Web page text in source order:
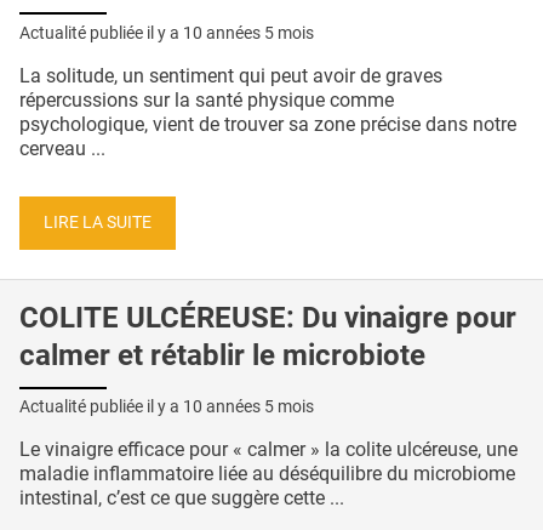
Actualité publiée il y a 10 années 5 mois
La solitude, un sentiment qui peut avoir de graves
répercussions sur la santé physique comme
psychologique, vient de trouver sa zone précise dans notre
cerveau ...
LIRE LA SUITE
COLITE ULCÉREUSE: Du vinaigre pour
calmer et rétablir le microbiote
Actualité publiée il y a 10 années 5 mois
Le vinaigre efficace pour « calmer » la colite ulcéreuse, une
maladie inflammatoire liée au déséquilibre du microbiome
intestinal, c’est ce que suggère cette ...